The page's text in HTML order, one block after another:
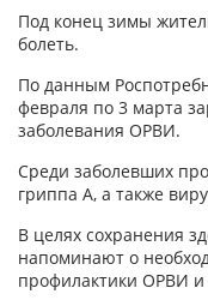
Под конец зимы
болеть.
По данным
февраля по 3 марта
заболевания ОРВИ.
Среди заболевших
гриппа А, а также
В целях сохранения
напоминают о
профилактики ОРВИ и